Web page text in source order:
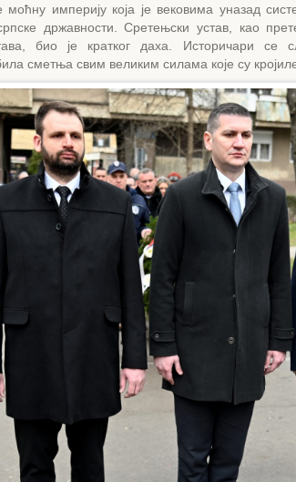
империју која је вековима уназад
државности. Сретењски устав, као
био је кратког даха. Историчари се
сметња свим великим силама које су